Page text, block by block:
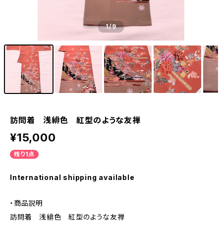
1/9
訪問着 浅緋色 紅型のような友禅
¥15,000
残り1点
International shipping available
・商品説明
訪問着 浅緋色 紅型のような友禅